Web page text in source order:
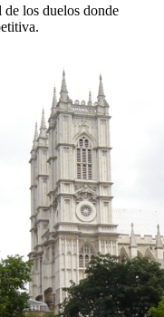
de los duelos donde